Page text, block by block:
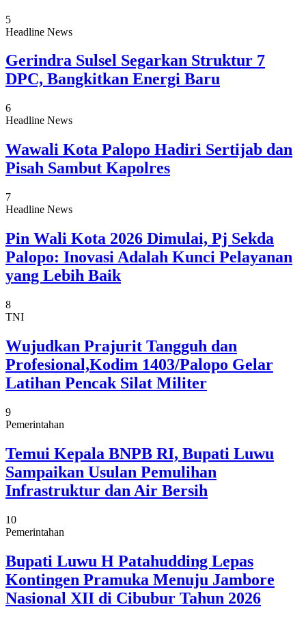
5
Headline News
Gerindra Sulsel Segarkan Struktur 7
DPC, Bangkitkan Energi Baru
6
Headline News
Wawali Kota Palopo Hadiri Sertijab dan
Pisah Sambut Kapolres
7
Headline News
Pin Wali Kota 2026 Dimulai, Pj Sekda
Palopo: Inovasi Adalah Kunci Pelayanan
yang Lebih Baik
8
TNI
Wujudkan Prajurit Tangguh dan
Profesional,Kodim 1403/Palopo Gelar
Latihan Pencak Silat Militer
9
Pemerintahan
Temui Kepala BNPB RI, Bupati Luwu
Sampaikan Usulan Pemulihan
Infrastruktur dan Air Bersih
10
Pemerintahan
Bupati Luwu H Patahudding Lepas
Kontingen Pramuka Menuju Jambore
Nasional XII di Cibubur Tahun 2026